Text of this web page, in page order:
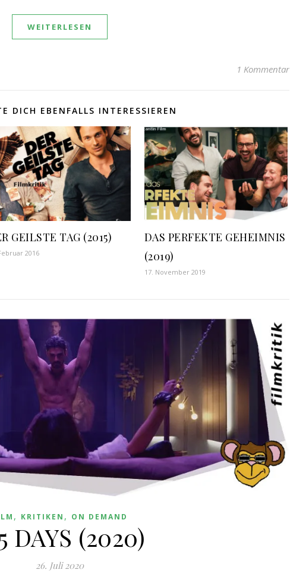
WEITERLESEN
1 Kommentar
DICH EBENFALLS INTERESSIEREN
GEILSTE TAG (2015)
2016
DAS PERFEKTE GEHEIMNIS
(2019)
17. November 2019
, KRITIKEN , ON DEMAND
DAYS (2020)
26. Juli 2020